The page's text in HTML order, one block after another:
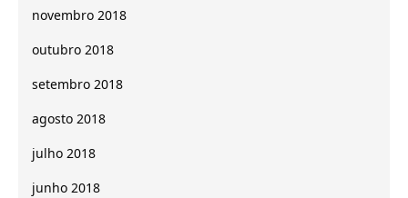
novembro 2018
outubro 2018
setembro 2018
agosto 2018
julho 2018
junho 2018